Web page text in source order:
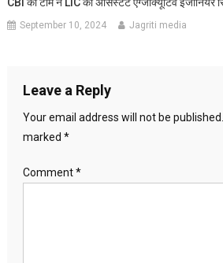
September 10, 2024 Jagriti media
Leave a Reply
Your email address will not be published.
marked *
Comment*